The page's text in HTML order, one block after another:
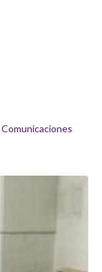
Comunicaciones